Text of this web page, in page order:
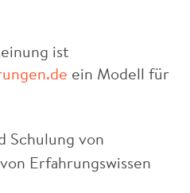
ist
ein Modell für
Schulung von
Erfahrungswissen